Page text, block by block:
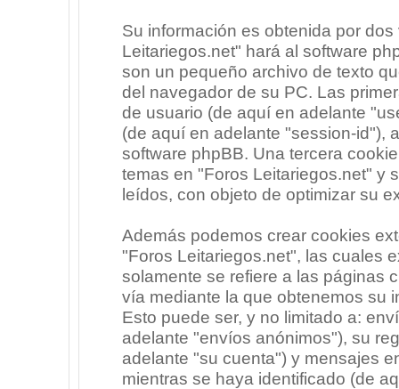
Su información es obtenida por
Leitariegos.net" hará al software
son un pequeño archivo de texto
del navegador de su PC. Las
de usuario (de aquí en adelante
(de aquí en adelante "session-id"),
software phpBB. Una tercera
temas en "Foros Leitariegos.net" y
leídos, con objeto de optimizar su
Además podemos crear cookies
"Foros Leitariegos.net", las cuales
solamente se refiere a las páginas
vía mediante la que obtenemos su
Esto puede ser, y no limitado a:
adelante "envíos anónimos"), su
adelante "su cuenta") y mensajes
mientras se haya identificado (de